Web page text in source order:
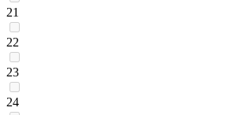
21
22
23
24